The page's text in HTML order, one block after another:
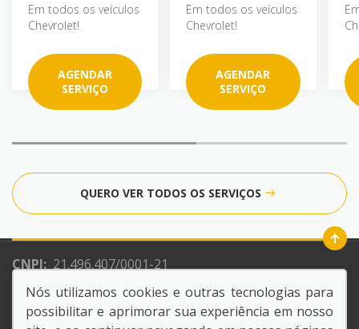
Em todos os veículos
Chevrolet!
AGENDAR
SERVIÇO
Em todos os veículos
Chevrolet!
AGENDAR
SERVIÇO
QUERO VER TODOS OS SERVIÇOS
CNPJ: 21.496.407/0001-21
Razão Social:NACAO CONCESSIONARIA DE VEICULOS
LTDA
Nós utilizamos cookies e outras tecnologias para
possibilitar e aprimorar sua experiência em nosso